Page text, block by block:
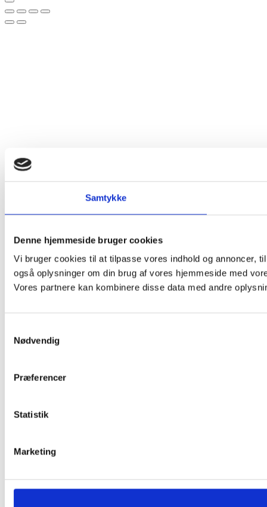
Samtykke
Denne hjemmeside bruger cookies
Vi bruger cookies til at tilpasse vores indhold og annoncer,
også oplysninger om din brug af vores hjemmeside med
Vores partnere kan kombinere disse data med andre
Nødvendig
Præferencer
Statistik
Marketing